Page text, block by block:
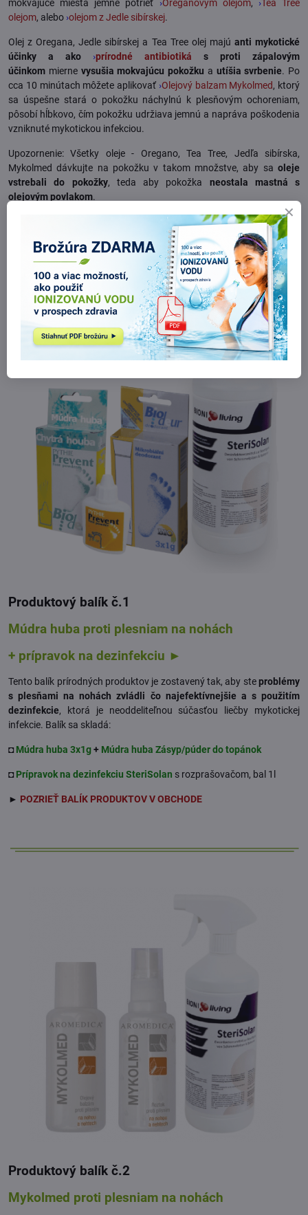
mokvajúce miesta jemne potrieť ›Oreganovým olejom, ›Tea Tree
olejom, alebo ›olejom z Jedle sibírskej.
Olej z Oregana, Jedle sibírskej a Tea Tree olej majú anti mykotické
účinky a ako ›prírodné antibiotiká s proti zápalovým
účinkom mierne vysušia mokvajúcu pokožku a utíšia svrbenie. Po
cca 10 minútach môžete aplikovať ›Olejový balzam Mykolmed, ktorý
sa úspešne stará o pokožku náchylnú k plesňovým ochoreniam,
pôsobí hĺbkovo, čím pokožku udržiava jemnú a napráva poškodenia
vzniknuté mykotickou infekciou.
Upozornenie: Všetky oleje - Oregano, Tea Tree, Jedľa sibírska,
Mykolmed dávkujte na pokožku v takom množstve, aby sa oleje
vstrebali do pokožky, teda aby pokožka neostala mastná s
olejovým povlakom.
Produktový balík č.1
Múdra huba proti plesniam na nohách
+ prípravok na dezinfekciu ►
Tento balík prírodných produktov je zostavený tak, aby steproblémy
s plesňami na nohách zvládli čo najefektívnejšie a s použitím
dezinfekcie, ktorá je neoddeliteľnou súčasťou liečby mykotickej
infekcie. Balík sa skladá:
◘ Múdra huba 3x1g+ Múdra huba Zásyp/púder do topánok
◘ Prípravok na dezinfekciu SteriSolan s rozprašovačom, bal 1l
► POZRIEŤ BALÍK PRODUKTOV V OBCHODE
Produktový balík č.2
Mykolmed proti plesniam na nohách